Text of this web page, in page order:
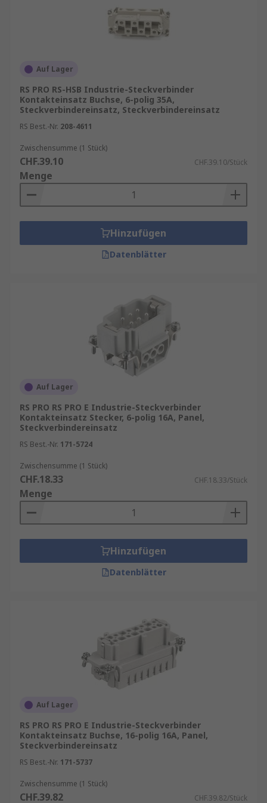
Auf Lager
RS PRO RS-HSB Industrie-Steckverbinder
Kontakteinsatz Buchse, 6-polig 35A,
Steckverbindereinsatz, Steckverbindereinsatz
RS Best.-Nr. 208-4611
Zwischensumme (1 Stück)
CHF.39.10 CHF.39.10/Stück
Menge
Hinzufügen
Datenblätter
Auf Lager
RS PRO RS PRO E Industrie-Steckverbinder
Kontakteinsatz Stecker, 6-polig 16A, Panel,
Steckverbindereinsatz
RS Best.-Nr. 171-5724
Zwischensumme (1 Stück)
CHF.18.33 CHF.18.33/Stück
Menge
Hinzufügen
Datenblätter
Auf Lager
RS PRO RS PRO E Industrie-Steckverbinder
Kontakteinsatz Buchse, 16-polig 16A, Panel,
Steckverbindereinsatz
RS Best.-Nr. 171-5737
Zwischensumme (1 Stück)
CHF.39.82 CHF.39.82/Stück